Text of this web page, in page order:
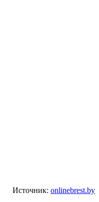
Источник: onlinebrest.by